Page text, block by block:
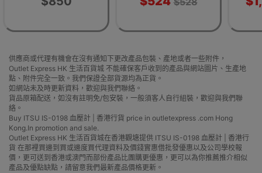
供應商或代理有機會在沒有通知下更改產品包裝、產地或者一些附件，
Outlet Express HK 生活百貨城 不能確保客戶收到的產品與網站圖片、生產地
點、附件完全一致。我們保證全部貨源均為正貨。
如網站未及時更新資料，歡迎與我們聯絡。
貨品原箱配送，如沒有註明免/包安裝，一般須客人自行組裝，歡迎與我們聯
絡。
Buy ITSU IS-0198 血壓計 | 香港行貨 price in outletexpress .com Hong
Kong.In promotion and sale.
Outlet Express HK 生活百貨城在香港觀塘提供 ITSU IS-0198 血壓計 | 香港行
貨 在那裡買邊到買或邊度買代理資料及價錢實惠借批發優惠以及公司學校報
價，更可送到香港或澳門而部份產品比團購更優惠，更可以為你推薦推介相似
產品及優點缺點，請留意我們最新產品價格更新。